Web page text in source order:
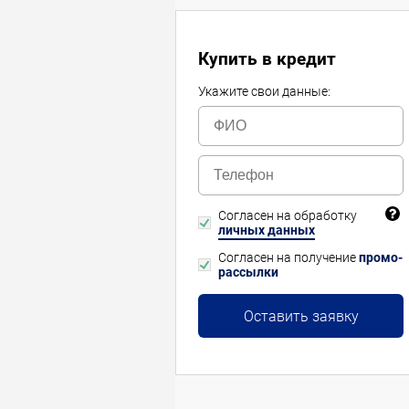
Купить в кредит
Укажите свои данные:
Согласен на обработку
личных данных
Согласен на получениепромо-
рассылки
Оставить заявку